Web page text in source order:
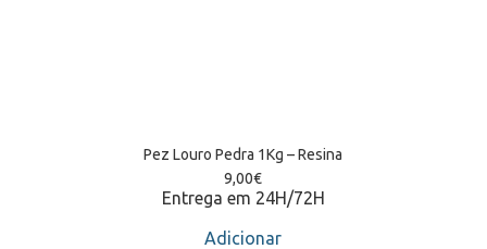
Pez Louro Pedra 1Kg – Resina
9,00€
Entrega em 24H/72H
Adicionar